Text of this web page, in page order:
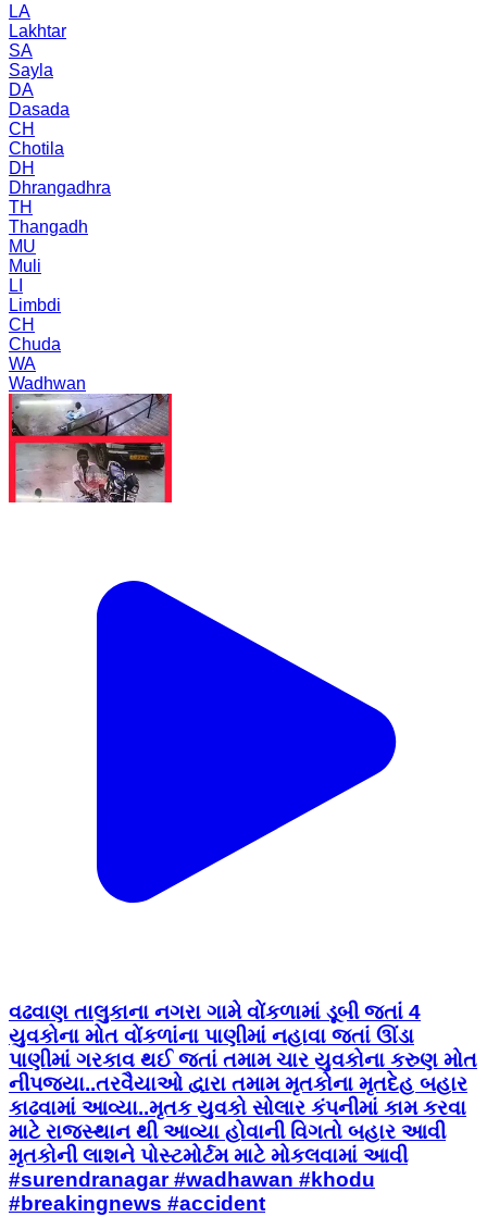
LA
Lakhtar
SA
Sayla
DA
Dasada
CH
Chotila
DH
Dhrangadhra
TH
Thangadh
MU
Muli
LI
Limbdi
CH
Chuda
WA
Wadhwan
વઢવાણ તાલુકાના નગરા ગામે વોંકળામાં ડૂબી જતાં 4
યુવકોના મોત વોંકળાંના પાણીમાં નહાવા જતાં ઊંડા
પાણીમાં ગરકાવ થઈ જતાં તમામ ચાર યુવકોના કરુણ મોત
નીપજ્યા..તરવૈયાઓ દ્વારા તમામ મૃતકોના મૃતદેહ બહાર
કાઢવામાં આવ્યા..મૃતક યુવકો સોલાર કંપનીમાં કામ કરવા
માટે રાજસ્થાન થી આવ્યા હોવાની વિગતો બહાર આવી
મૃતકોની લાશને પોસ્ટમોર્ટમ માટે મોકલવામાં આવી
#surendranagar #wadhawan #khodu
#breakingnews #accident